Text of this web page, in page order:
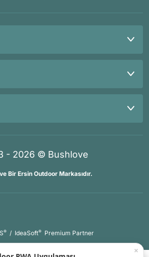
- 2026 © Bushlove
Bir Ersin Outdoor Markasıdır.
® / IdeaSoft® Premium Partner
×